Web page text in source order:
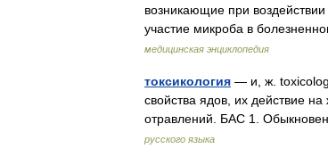
возникающие при
участие микроба в
медицинская энциклопедия
токсикология — и, ж.
свойства ядов, их действие
отравлений. БАС 1.
русского языка